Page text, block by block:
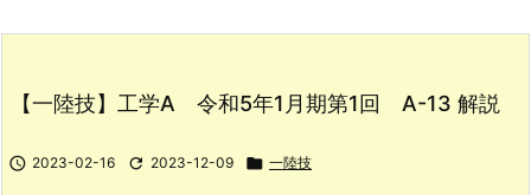
【一陸技】工学A 令和5年1月期第1回 A-13 解説
 2023-02-16  2023-12-09  一陸技